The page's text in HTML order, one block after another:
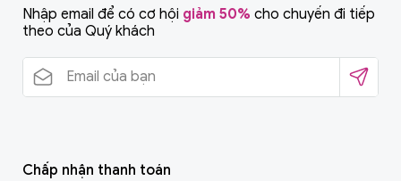
Nhập email để có cơ hội giảm 50% cho chuyến đi tiếp
theo của Quý khách
Chấp nhận thanh toán